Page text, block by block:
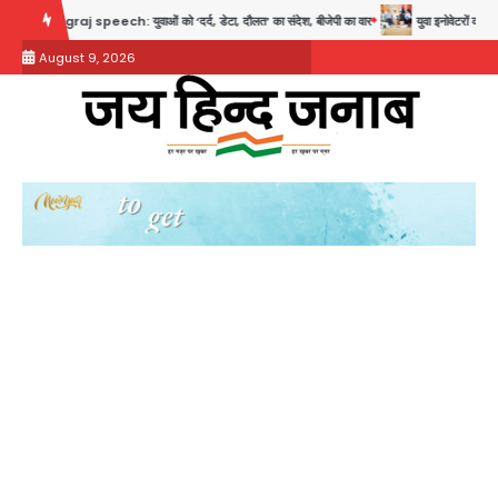
content
speech: युवाओं को ‘दर्द, डेटा, दौलत’ का संदेश, बीजेपी का वार युवा इनोवेटरों की सोच से हाईटेक
August 9, 2026